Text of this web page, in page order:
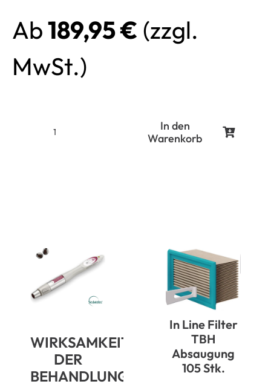
Ab189,95€ (zzgl.
MwSt.)
Laserschutzbrille
In den
Warenkorb
WIRKSAMKEIT
DER
BEHANDLUNG
In Line Filter
TBH
Absaugung
105 Stk.